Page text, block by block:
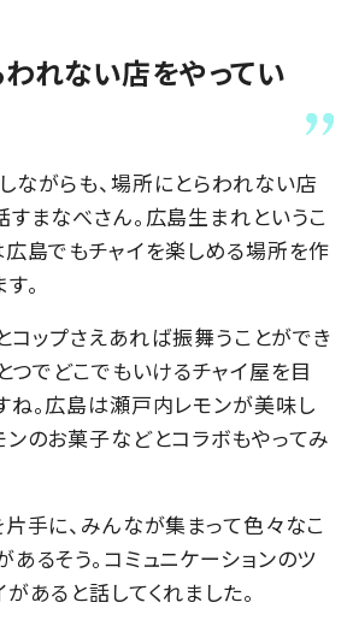
れない店をやってい
ながらも、場所にとらわれない店
すまなべさん。広島生まれというこ
広島でもチャイを楽しめる場所を作
。
とコップさえあれば振舞うことができ
つでどこでもいけるチャイ屋を目
ね。広島は瀬戸内レモンが美味し
ンのお菓子などとコラボもやってみ
手に、みんなが集まって色々なこ
るそう。コミュニケーションのツ
あると話してくれました。